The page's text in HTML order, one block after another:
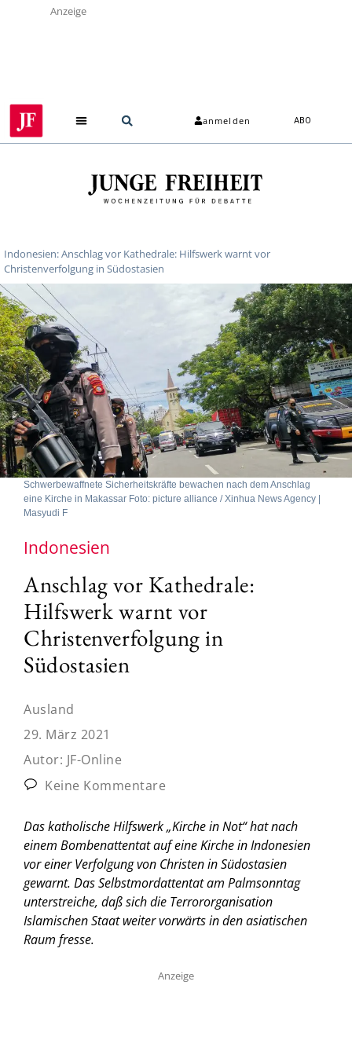
Anzeige
anmelden ABO
Indonesien: Anschlag vor Kathedrale: Hilfswerk warnt vor
Christenverfolgung in Südostasien
Schwerbewaffnete Sicherheitskräfte bewachen nach dem Anschlag
eine Kirche in Makassar Foto: picture alliance / Xinhua News Agency |
Masyudi F
Indonesien
Anschlag vor Kathedrale:
Hilfswerk warnt vor
Christenverfolgung in
Südostasien
Ausland
29. März 2021
Autor: JF-Online
Keine Kommentare
Das katholische Hilfswerk „Kirche in Not“ hat nach
einem Bombenattentat auf eine Kirche in Indonesien
vor einer Verfolgung von Christen in Südostasien
gewarnt. Das Selbstmordattentat am Palmsonntag
unterstreiche, daß sich die Terrororganisation
Islamischen Staat weiter vorwärts in den asiatischen
Raum fresse.
Anzeige